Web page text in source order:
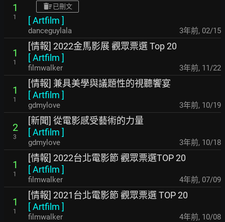
1
1
已刪文
[Artfilm ]
danceguylala 3年前, 02/15
1
1
[情報] 2022金馬影展 觀眾票選 Top 20
[Artfilm ]
filmwalker 3年前, 11/22
1
1
[情報] 兼具美學與議題性的視聽饗宴
[Artfilm ]
gdmylove 3年前, 10/19
2
3
[新聞] 從電影感受藝術的力量
[Artfilm ]
gdmylove 3年前, 10/18
1
1
[情報] 2022台北電影節 觀眾票選TOP 20
[Artfilm ]
filmwalker 4年前, 07/09
1
1
[情報] 2021台北電影節 觀眾票選 TOP 20
[Artfilm ]
filmwalker 4年前, 10/08